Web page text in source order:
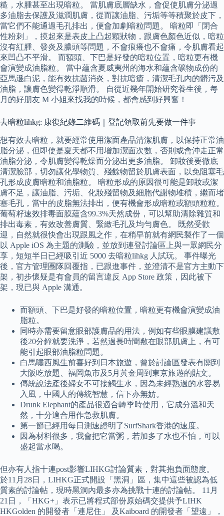
糙，水腫甚至出現暗粒。 當肌膚底層缺水，會促使肌膚分泌過
多油脂去保護及滋潤肌膚，從而讓油脂、污垢等等積聚於皮下，
當它們不能通過毛孔排出，便會加劇暗粒問題。 暗粒即「閉合
性粉刺」，摸起來是表皮上凸起顆狀物，跟膚色顏色近似，暗粒
沒有紅腫、發炎及膿頭等問題，不會痕癢也不會痛，令肌膚看起
來凹凸不平滑。 而額頭、下巴是好發的暗粒位置，暗粒更有機
會演變成油脂粒。 當中蘊含夏威夷州的海水和蘊含礦物成份的
亞馬遜白泥，能有效抗菌消炎，對抗暗瘡，清潔毛孔內的髒污及
油脂，讓膚色變得乾淨順滑。 自從近幾年開始研究養生後，每
月的好朋友 M 小姐來找我的時候，都會感到好興奮！
去暗粒lihkg: 康復紀錄二維碼｜登記領取前先要做一件事
想有效去暗粒，就要經常使用潔面產品清潔肌膚，以保持正常油
脂分泌，但即使是夏天都不用增加潔面次數，否則或會沖走正常
油脂分泌，令肌膚變得乾燥而分泌出更多油脂。 卸妝後要徹底
清潔臉部，切勿讓化學物質、殘餘物留於肌膚表面，以免阻塞毛
孔形成皮膚暗粒和油脂粒。 暗粒形成的原因很可能是卸妝或潔
膚不足，讓油脂、污垢、化妝殘留物及細胞代謝物堆積，繼而堵
塞毛孔，當中的皮脂無法排出，便有機會形成暗粒或額頭粒粒。
葡萄籽速效排毒面膜蘊含99.3%天然成份，可以幫助清除雜質和
排出毒素，有效改善膚質、緊緻毛孔及均勻膚色。 既然受歡
迎，自然就很快會出現跟風之作，在稍早前就有網民製作了一個
以 Apple iOS 為主題的測驗，並放到連登討論區上與一眾網民分
享，短短半日已經吸引近 5000 去暗粒lihkg 人試玩。 事件曝光
後，官方管理團隊回覆指，已跟進事件，並澄清不是官方主動下
架，初步懷疑是有會員的留言違反 App Store 政策，因此被下
架，現已與 Apple 溝通。
而額頭、下巴是好發的暗粒位置，暗粒更有機會演變成油
脂粒。
同時亦需要留意眼部護膚品的用法，例如有些眼膜建議敷
後20分鐘就要洗淨，若然過長時間敷在眼部肌膚上，有可
能引起眼部油脂粒問題。
白馬嘯西風生前喜好到日本旅遊，曾於討論區發表有關到
大阪吃放題、福岡魚市及5月黃金周到東京旅遊的貼文。
傳統說法產後婦女不可接觸生水，因為未經熟過的水容易
入風，中國人的傳統智慧，信下亦無妨。
Drunk Elephant的產品很適合轉季時使用，它成分溫和天
然，十分適合用作急救肌膚。
第一節已經用每日測速證明了SurfShark香港的速度。
因為材料很多，我會把它當粥，若加多了水也不怕，可以
盛起當水喝。
但亦有人指十連post影響LIHKG討論質素，對其抱負面態度。
於11月28日，LIHKG正式開設「黑洞」區，集中這些被認為低
質素的討論帖，現時黑洞內最多亦為挑戰十連的討論帖。 11月
21日，「HKG+」表示已將程式部份原始碼交提供予LIHK
HKGolden 的開發者「連尼住」 及Kaiboard 的開發者「望遠」，